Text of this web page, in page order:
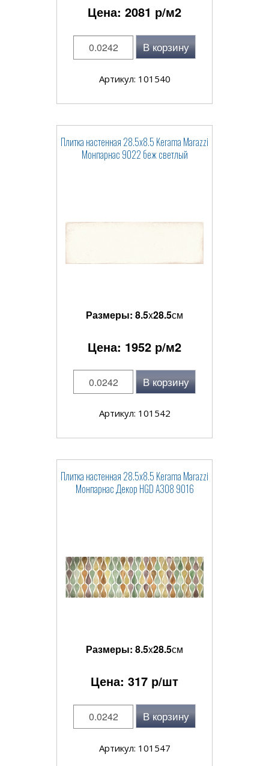
Цена: 2081 р/м2
В корзину
Артикул: 101540
Плитка настенная 28.5x8.5 Kerama Marazzi
Монпарнас 9022 беж светлый
Размеры: 8.5x28.5см
Цена: 1952 р/м2
В корзину
Артикул: 101542
Плитка настенная 28.5x8.5 Kerama Marazzi
Монпарнас Декор HGD A308 9016
Размеры: 8.5x28.5см
Цена: 317 р/шт
В корзину
Артикул: 101547